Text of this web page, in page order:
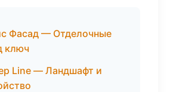
Фасад — Отделочные
ключ
Line — Ландшафт и